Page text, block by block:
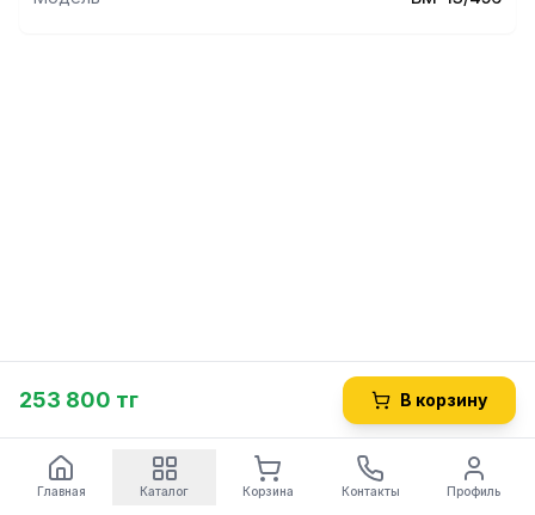
253 800 тг В корзину
Главная Каталог Корзина Контакты Профиль